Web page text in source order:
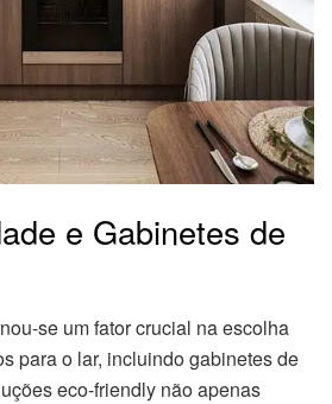
e Gabinetes de
se um fator crucial na escolha
para o lar, incluindo gabinetes de
eco-friendly não apenas